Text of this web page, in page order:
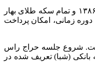
ارتباط فردا: طبق اعلام مرکز مبادله ایران، روز شنبه ۱۷ آذرماه، در جلسه چهل و چهارم حراج سکه، ربع سکه بهار آزادی ضرب سال ۱۳۸۶، نیم سکه طلای بهار آزادی ضرب سال ۱۳۸۶ و تمام سکه طلای بهار
ساعت ۸ تا ۲۳ روز جمعه مورخ ۱۶ آذرماه است. پس از اتمام این دوره زمانی، امکان پرداخت
سکه است. شروع جلسه حراج راس
ساعت روز کاری پس از جلسه حراج به شناسه بانکی (شبا) تعریف شده در